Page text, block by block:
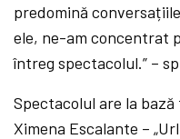
predomină
ele, ne-am concentrat
întreg spectacolul.” –
Spectacolul are la
Ximena Escalante –